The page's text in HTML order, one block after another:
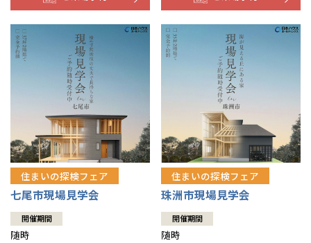
住まいの探検フェア
七尾市現場見学会
開催期間
随時
住まいの探検フェア
珠洲市現場見学会
開催期間
随時